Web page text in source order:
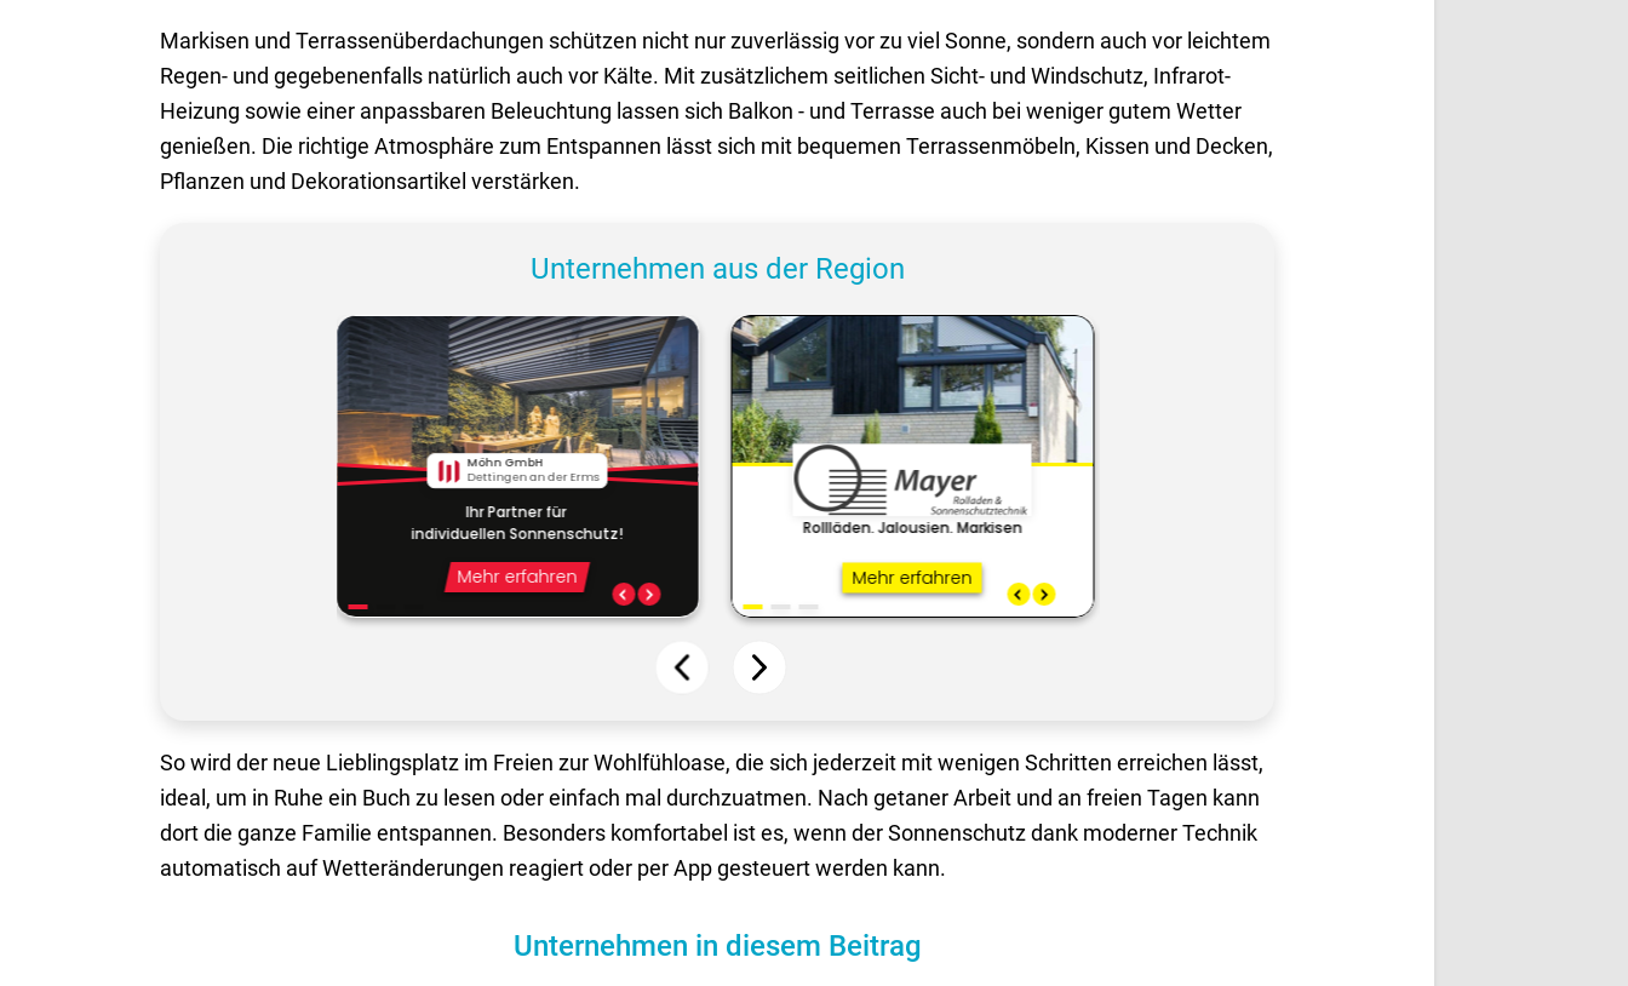
Markisen und Terrassenüberdachungen schützen nicht nur zuverlässig vor zu viel Sonne, sondern auch vor leichtem
Regen- und gegebenenfalls natürlich auch vor Kälte. Mit zusätzlichem seitlichen Sicht- und Windschutz, Infrarot-
Heizung sowie einer anpassbaren Beleuchtung lassen sich Balkon - und Terrasse auch bei weniger gutem Wetter
genießen. Die richtige Atmosphäre zum Entspannen lässt sich mit bequemen Terrassenmöbeln, Kissen und Decken,
Pflanzen und Dekorationsartikel verstärken.
Unternehmen aus der Region
So wird der neue Lieblingsplatz im Freien zur Wohlfühloase, die sich jederzeit mit wenigen Schritten erreichen lässt,
ideal, um in Ruhe ein Buch zu lesen oder einfach mal durchzuatmen. Nach getaner Arbeit und an freien Tagen kann
dort die ganze Familie entspannen. Besonders komfortabel ist es, wenn der Sonnenschutz dank moderner Technik
automatisch auf Wetteränderungen reagiert oder per App gesteuert werden kann.
Unternehmen in diesem Beitrag